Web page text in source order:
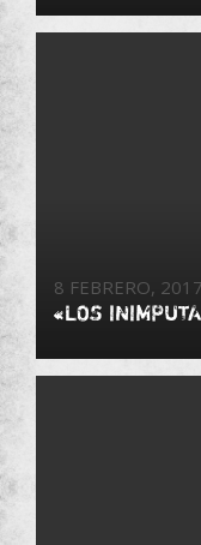
8 FEBRERO, 2017
«LOS